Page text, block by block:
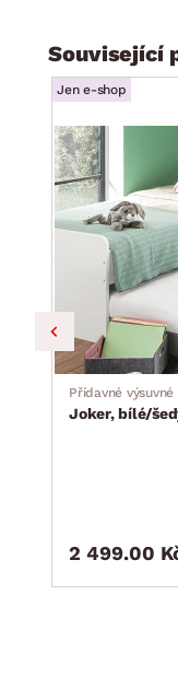
bez
vyrobeno v
Související
Jen e-shop
Přídavné
Joker, bílé/
2 499.00